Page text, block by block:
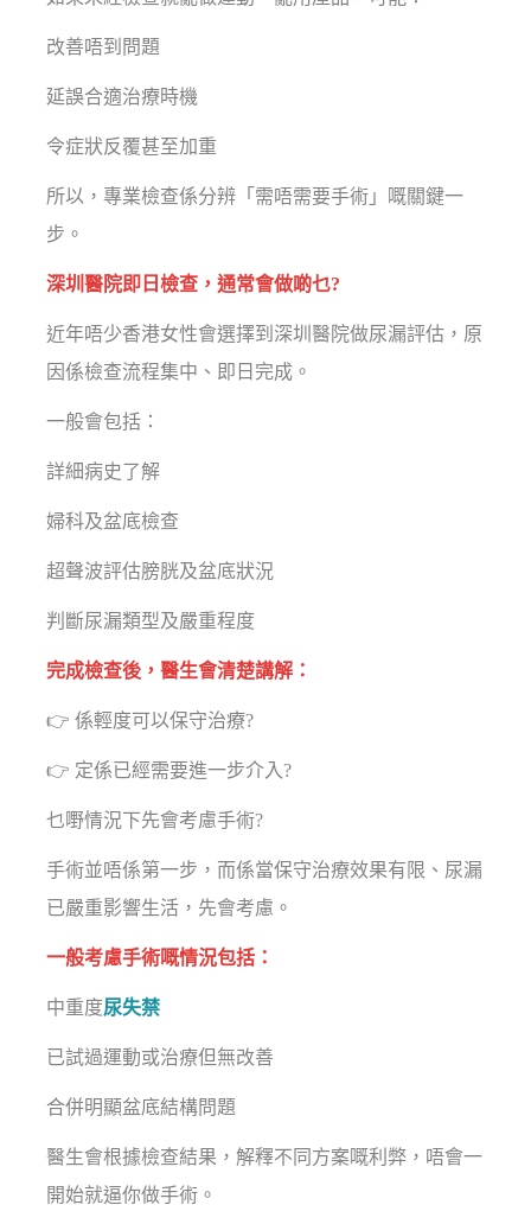
改善唔到問題
延誤合適治療時機
令症狀反覆甚至加重
所以，專業檢查係分辨「需唔需要手術」嘅關鍵一
步。
深圳醫院即日檢查，通常會做啲乜?
近年唔少香港女性會選擇到深圳醫院做尿漏評估，原
因係檢查流程集中、即日完成。
一般會包括：
詳細病史了解
婦科及盆底檢查
超聲波評估膀胱及盆底狀況
判斷尿漏類型及嚴重程度
完成檢查後，醫生會清楚講解：
👉 係輕度可以保守治療?
👉 定係已經需要進一步介入?
乜嘢情況下先會考慮手術?
手術並唔係第一步，而係當保守治療效果有限、尿漏
已嚴重影響生活，先會考慮。
一般考慮手術嘅情況包括：
中重度尿失禁
已試過運動或治療但無改善
合併明顯盆底結構問題
醫生會根據檢查結果，解釋不同方案嘅利弊，唔會一
開始就逼你做手術。